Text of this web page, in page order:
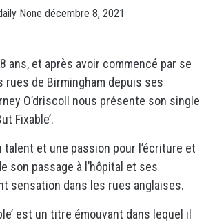
None décembre 8, 2021
ans, et après avoir commencé par se
rues de Birmingham depuis ses
O’driscoll nous présente son single
Fixable’.
talent et une passion pour l’écriture et
son passage à l’hôpital et ses
sensation dans les rues anglaises.
est un titre émouvant dans lequel il